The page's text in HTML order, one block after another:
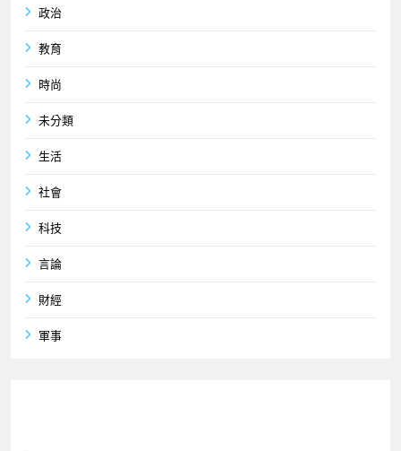
政治
教育
時尚
未分類
生活
社會
科技
言論
財經
軍事